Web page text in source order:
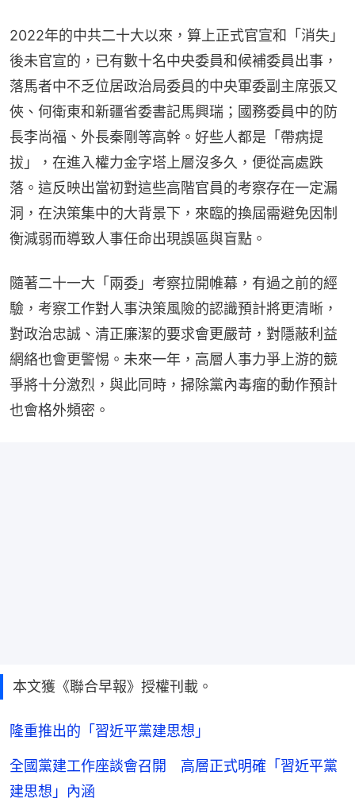
2022年的中共二十大以來，算上正式官宣和「消失」
後未官宣的，已有數十名中央委員和候補委員出事，
落馬者中不乏位居政治局委員的中央軍委副主席張又
俠、何衛東和新疆省委書記馬興瑞；國務委員中的防
長李尚福、外長秦剛等高幹。好些人都是「帶病提
拔」，在進入權力金字塔上層沒多久，便從高處跌
落。這反映出當初對這些高階官員的考察存在一定漏
洞，在決策集中的大背景下，來臨的換屆需避免因制
衡減弱而導致人事任命出現誤區與盲點。
隨著二十一大「兩委」考察拉開帷幕，有過之前的經
驗，考察工作對人事決策風險的認識預計將更清晰，
對政治忠誠、清正廉潔的要求會更嚴苛，對隱蔽利益
網絡也會更警惕。未來一年，高層人事力爭上游的競
爭將十分激烈，與此同時，掃除黨內毒瘤的動作預計
也會格外頻密。
本文獲《聯合早報》授權刊載。
隆重推出的「習近平黨建思想」
全國黨建工作座談會召開 高層正式明確「習近平黨
建思想」內涵